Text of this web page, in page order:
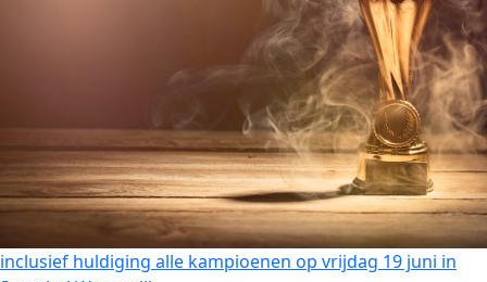
inclusief huldiging alle kampioenen op vrijdag 19 juni in